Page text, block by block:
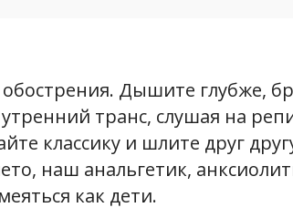
Дышите глубже,
транс, слушая на
классику и шлите друг
наш анальгетик,
как дети.